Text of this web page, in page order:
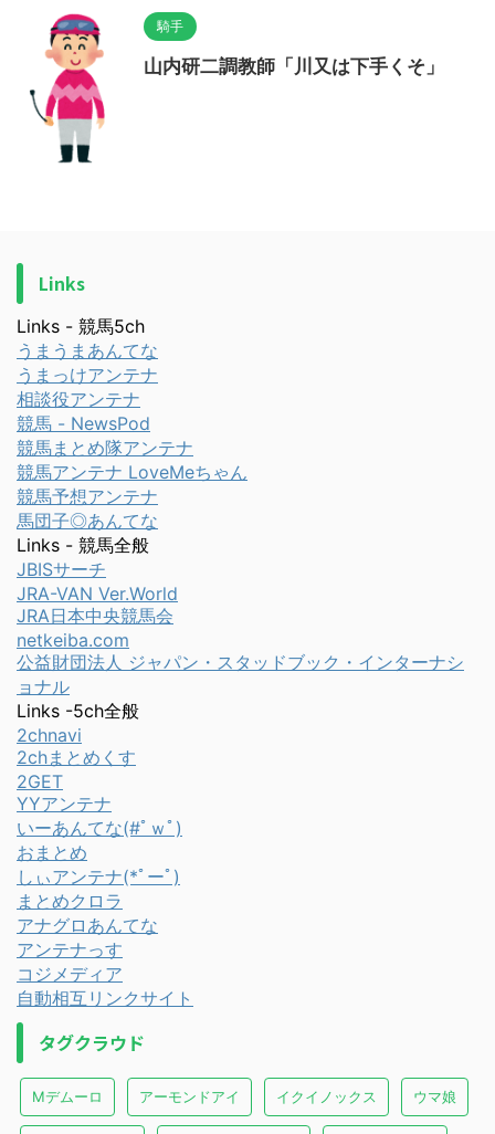
騎手
山内研二調教師「川又は下手くそ」
Links
Links - 競馬5ch
うまうまあんてな
うまっけアンテナ
相談役アンテナ
競馬 - NewsPod
競馬まとめ隊アンテナ
競馬アンテナ LoveMeちゃん
競馬予想アンテナ
馬団子◎あんてな
Links - 競馬全般
JBISサーチ
JRA-VAN Ver.World
JRA日本中央競馬会
netkeiba.com
公益財団法人 ジャパン・スタッドブック・インターナシ
ョナル
Links -5ch全般
2chnavi
2chまとめくす
2GET
YYアンテナ
いーあんてな(#ﾟｗﾟ)
おまとめ
しぃアンテナ(*ﾟーﾟ)
まとめクロラ
アナグロあんてな
アンテナっす
コジメディア
自動相互リンクサイト
タグクラウド
Mデムーロ アーモンドアイ イクイノックス ウマ娘